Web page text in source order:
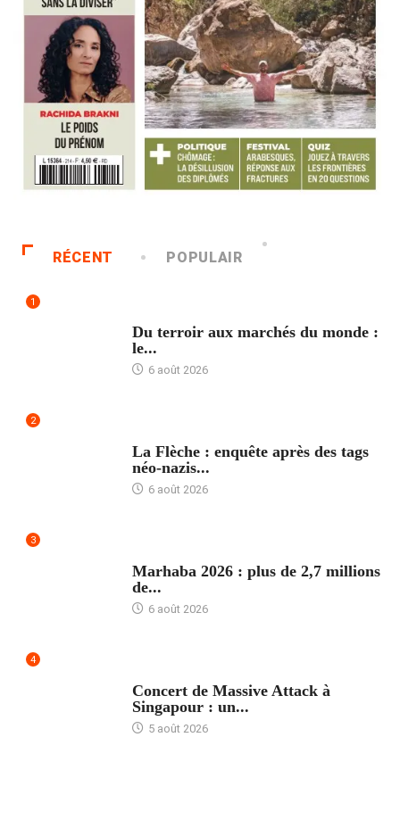
RÉCENT POPULAIR
1
Du terroir aux marchés du monde :
le...
6 août 2026
2
La Flèche : enquête après des tags
néo-nazis...
6 août 2026
3
Marhaba 2026 : plus de 2,7 millions
de...
6 août 2026
4
Concert de Massive Attack à
Singapour : un...
5 août 2026